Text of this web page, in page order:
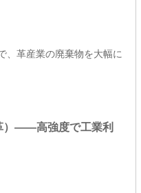
、革産業の廃棄物を大幅に
）――高強度で工業利